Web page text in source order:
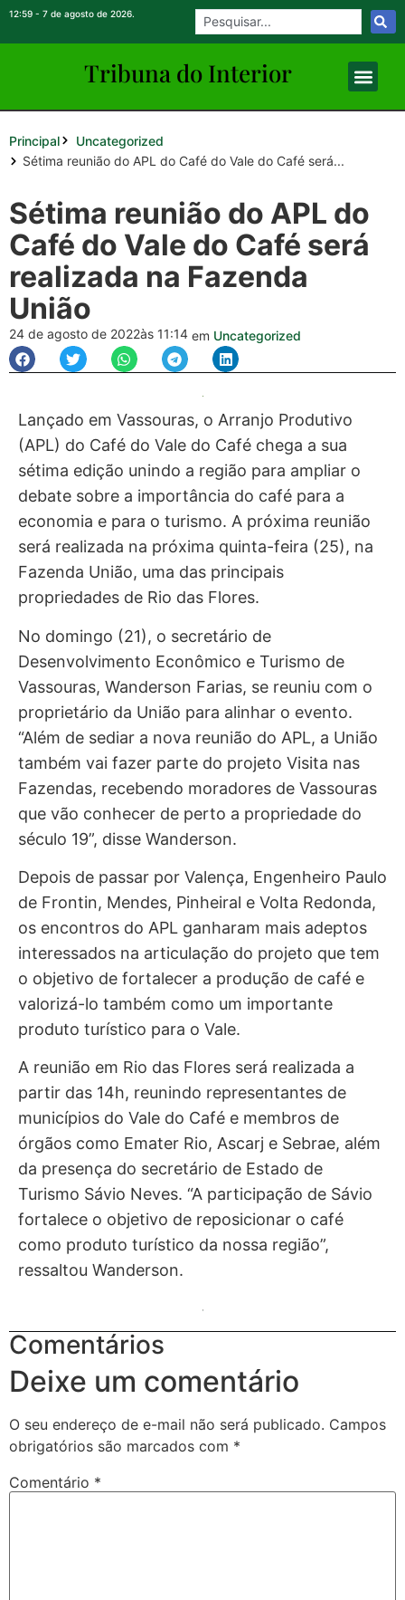
12:59 - 7 de agosto de 2026.
Tribuna do Interior
Principal
Uncategorized
Sétima reunião do APL do Café do Vale do Café será...
Sétima reunião do APL do
Café do Vale do Café será
realizada na Fazenda
União
24 de agosto de 2022às 11:14 em Uncategorized
Lançado em Vassouras, o Arranjo Produtivo
(APL) do Café do Vale do Café chega a sua
sétima edição unindo a região para ampliar o
debate sobre a importância do café para a
economia e para o turismo. A próxima reunião
será realizada na próxima quinta-feira (25), na
Fazenda União, uma das principais
propriedades de Rio das Flores.
No domingo (21), o secretário de
Desenvolvimento Econômico e Turismo de
Vassouras, Wanderson Farias, se reuniu com o
proprietário da União para alinhar o evento.
“Além de sediar a nova reunião do APL, a União
também vai fazer parte do projeto Visita nas
Fazendas, recebendo moradores de Vassouras
que vão conhecer de perto a propriedade do
século 19”, disse Wanderson.
Depois de passar por Valença, Engenheiro Paulo
de Frontin, Mendes, Pinheiral e Volta Redonda,
os encontros do APL ganharam mais adeptos
interessados na articulação do projeto que tem
o objetivo de fortalecer a produção de café e
valorizá-lo também como um importante
produto turístico para o Vale.
A reunião em Rio das Flores será realizada a
partir das 14h, reunindo representantes de
municípios do Vale do Café e membros de
órgãos como Emater Rio, Ascarj e Sebrae, além
da presença do secretário de Estado de
Turismo Sávio Neves. “A participação de Sávio
fortalece o objetivo de reposicionar o café
como produto turístico da nossa região”,
ressaltou Wanderson.
Comentários
Deixe um comentário
O seu endereço de e-mail não será publicado. Campos
obrigatórios são marcados com *
Comentário *